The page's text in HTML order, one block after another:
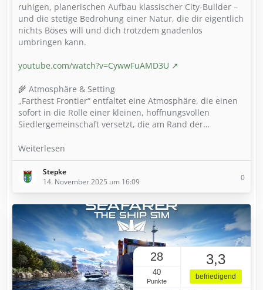
ruhigen, planerischen Aufbau klassischer City-Builder –
und die stetige Bedrohung einer Natur, die dir eigentlich
nichts Böses will und dich trotzdem gnadenlos
umbringen kann.
youtube.com/watch?v=CywwFuAMD3U
🌾 Atmosphäre & Setting
„Farthest Frontier“ entfaltet eine Atmosphäre, die einen
sofort in die Rolle einer kleinen, hoffnungsvollen
Siedlergemeinschaft versetzt, die am Rand der…
Weiterlesen
Stepke
14. November 2025 um 16:09
0
28
40
Punkte
3,3
befriedigend